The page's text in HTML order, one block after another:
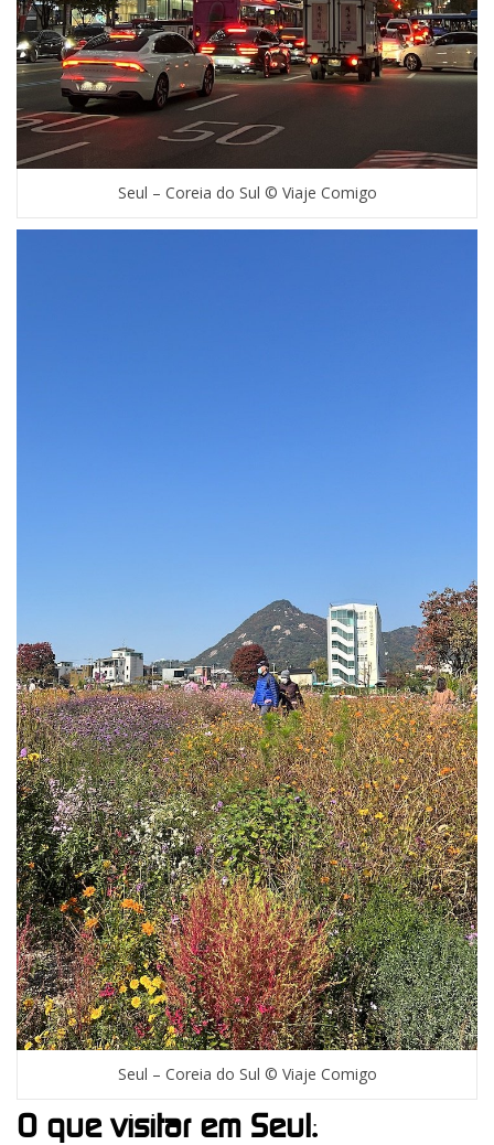
Seul – Coreia do Sul © Viaje Comigo
Seul – Coreia do Sul © Viaje Comigo
O que visitar em Seul: